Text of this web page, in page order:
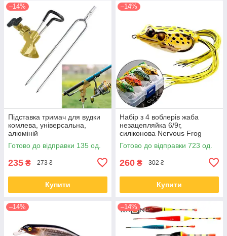
–14%
Підставка тримач для вудки
комлева, універсальна,
алюміній
Готово до відправки 135 од.
235 ₴ 273 ₴
Купити
–14%
Набір з 4 воблерів жаба
незацепляйка 6/9г,
силіконова Nervous Frog
Готово до відправки 723 од.
260 ₴ 302 ₴
Купити
–14% –14%